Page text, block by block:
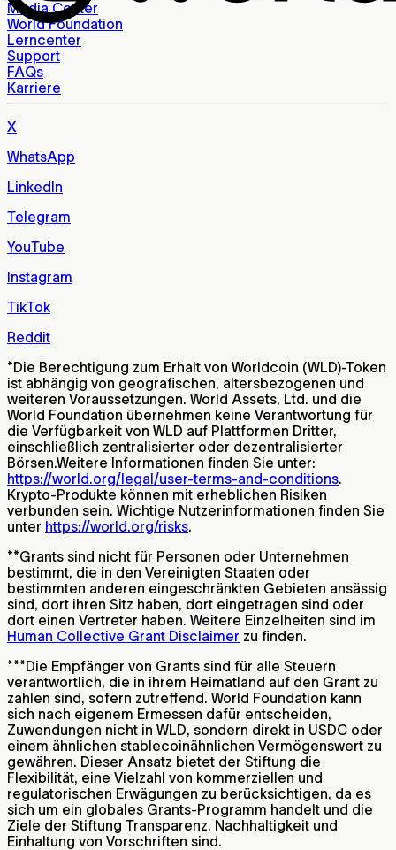
Media Center
World Foundation
Lerncenter
Support
FAQs
Karriere
X
WhatsApp
LinkedIn
Telegram
YouTube
Instagram
TikTok
Reddit
*Die Berechtigung zum Erhalt von Worldcoin (WLD)-Token
ist abhängig von geografischen, altersbezogenen und
weiteren Voraussetzungen. World Assets, Ltd. und die
World Foundation übernehmen keine Verantwortung für
die Verfügbarkeit von WLD auf Plattformen Dritter,
einschließlich zentralisierter oder dezentralisierter
Börsen.Weitere Informationen finden Sie unter:
https://world.org/legal/user-terms-and-conditions.
Krypto-Produkte können mit erheblichen Risiken
verbunden sein. Wichtige Nutzerinformationen finden Sie
unter https://world.org/risks.
**Grants sind nicht für Personen oder Unternehmen
bestimmt, die in den Vereinigten Staaten oder
bestimmten anderen eingeschränkten Gebieten ansässig
sind, dort ihren Sitz haben, dort eingetragen sind oder
dort einen Vertreter haben. Weitere Einzelheiten sind im
Human Collective Grant Disclaimer zu finden.
***Die Empfänger von Grants sind für alle Steuern
verantwortlich, die in ihrem Heimatland auf den Grant zu
zahlen sind, sofern zutreffend. World Foundation kann
sich nach eigenem Ermessen dafür entscheiden,
Zuwendungen nicht in WLD, sondern direkt in USDC oder
einem ähnlichen stablecoinähnlichen Vermögenswert zu
gewähren. Dieser Ansatz bietet der Stiftung die
Flexibilität, eine Vielzahl von kommerziellen und
regulatorischen Erwägungen zu berücksichtigen, da es
sich um ein globales Grants-Programm handelt und die
Ziele der Stiftung Transparenz, Nachhaltigkeit und
Einhaltung von Vorschriften sind.